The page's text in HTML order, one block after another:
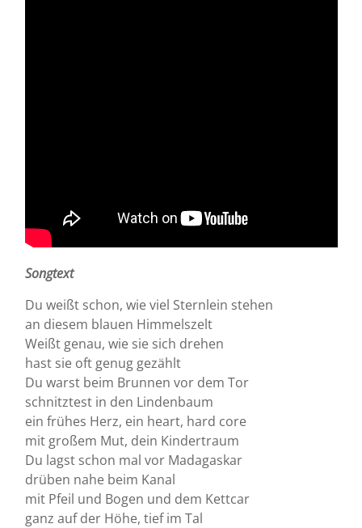
Songtext
Du weißt schon, wie viel Sternlein stehen
an diesem blauen Himmelszelt
Weißt genau, wie sie sich drehen
hast sie oft genug gezählt
Du warst beim Brunnen vor dem Tor
schnitztest in den Lindenbaum
ein frühes Herz, ein heart, hard core
mit großem Mut, dein Kindertraum
Du lagst schon mal vor Madagaskar
drüben nahe beim Kanal
mit Pfeil und Bogen und dem Kettcar
ganz auf der Höhe, tief im Tal